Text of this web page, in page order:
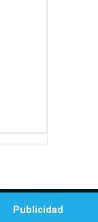
Publicidad